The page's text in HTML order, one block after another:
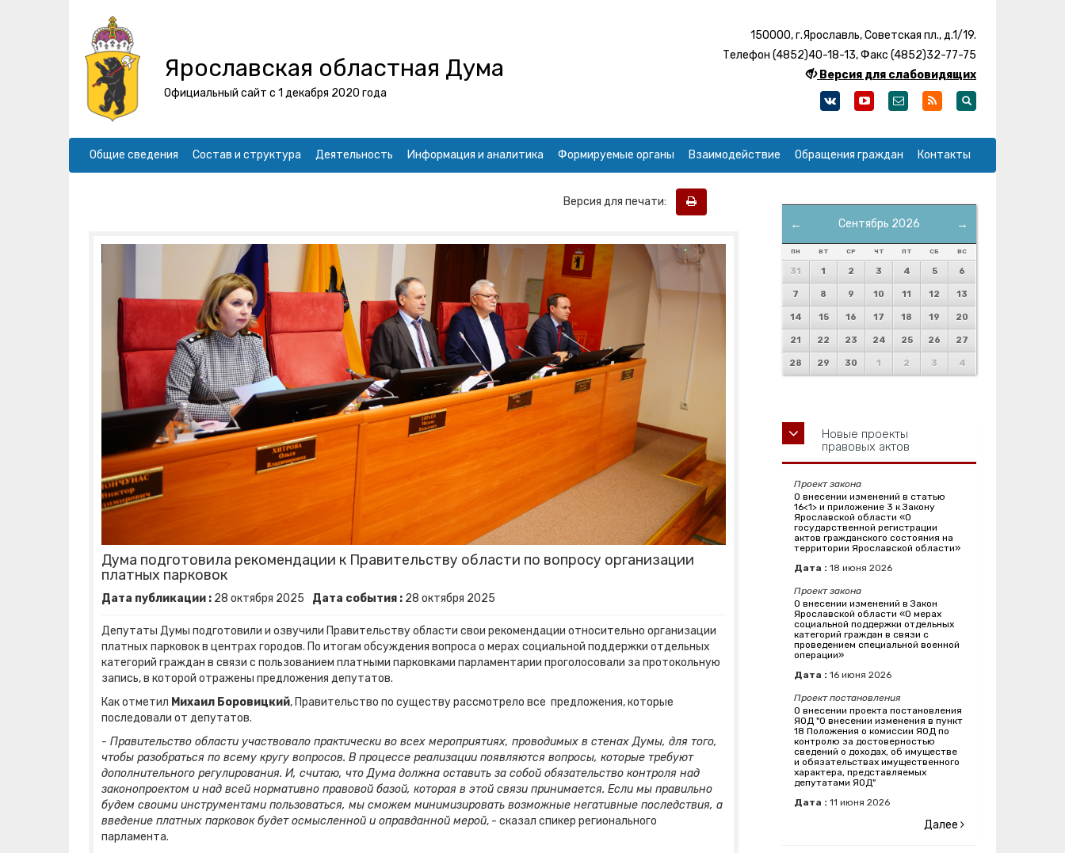
Ярославская областная Дума
Официальный сайт с 1 декабря 2020 года
150000, г.Ярославль, Советская пл., д.1/19.
Телефон (4852)40-18-13, Факс (4852)32-77-75
Версия для слабовидящих
Общие сведения Состав и структура Деятельность Информация и аналитика Формируемые органы Взаимодействие Обращения граждан Контакты
Версия для печати:
Дума подготовила рекомендации к Правительству области по вопросу организации
платных парковок
Дата публикации : 28 октября 2025 Дата события : 28 октября 2025
Депутаты Думы подготовили и озвучили Правительству области свои рекомендации относительно организации
платных парковок в центрах городов. По итогам обсуждения вопроса о мерах социальной поддержки отдельных
категорий граждан в связи с пользованием платными парковками парламентарии проголосовали за протокольную
запись, в которой отражены предложения депутатов.
Как отметил Михаил Боровицкий, Правительство по существу рассмотрело все предложения, которые
последовали от депутатов.
- Правительство области участвовало практически во всех мероприятиях, проводимых в стенах Думы, для того,
чтобы разобраться по всему кругу вопросов. В процессе реализации появляются вопросы, которые требуют
дополнительного регулирования. И, считаю, что Дума должна оставить за собой обязательство контроля над
законопроектом и над всей нормативно правовой базой, которая в этой связи принимается. Если мы правильно
будем своими инструментами пользоваться, мы сможем минимизировать возможные негативные последствия, а
введение платных парковок будет осмысленной и оправданной мерой, - сказал спикер регионального
парламента.
← →
Сентябрь 2026
ПН ВТ СР ЧТ ПТ СБ ВС
31 1 2 3 4 5 6
7 8 9 10 11 12 13
14 15 16 17 18 19 20
21 22 23 24 25 26 27
28 29 30 1 2 3 4
Новые проекты
правовых актов
Проект закона
О внесении изменений в статью
16<1> и приложение 3 к Закону
Ярославской области «О
государственной регистрации
актов гражданского состояния на
территории Ярославской области»
Дата : 18 июня 2026
Проект закона
О внесении изменений в Закон
Ярославской области «О мерах
социальной поддержки отдельных
категорий граждан в связи с
проведением специальной военной
операции»
Дата : 16 июня 2026
Проект постановления
О внесении проекта постановления
ЯОД "О внесении изменения в пункт
18 Положения о комиссии ЯОД по
контролю за достоверностью
сведений о доходах, об имуществе
и обязательствах имущественного
характера, представляемых
депутатами ЯОД"
Дата : 11 июня 2026
Далее